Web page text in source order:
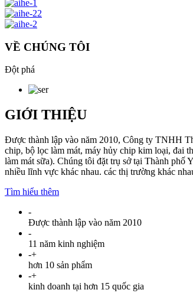
VỀ CHÚNG TÔI
Đột phá
GIỚI THIỆU
Được thành lập vào năm 2010, Công ty TNHH
chip, bộ lọc làm mát, máy hủy chip kim loại, đai
làm mát sữa). Chúng tôi đặt trụ sở tại Thành phố
nhiều lĩnh vực khác nhau. các thị trường khác
Tìm hiểu thêm
-
Được thành lập vào năm 2010
-
11 năm kinh nghiệm
-+
hơn 10 sản phẩm
-+
kinh doanh tại hơn 15 quốc gia